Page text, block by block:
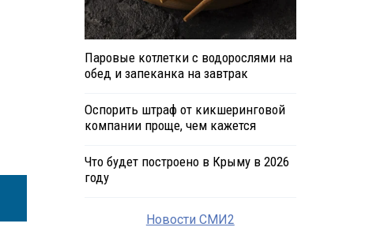
Паровые котлетки с водорослями на
обед и запеканка на завтрак
Оспорить штраф от кикшеринговой
компании проще, чем кажется
Что будет построено в Крыму в 2026
году
Новости СМИ2